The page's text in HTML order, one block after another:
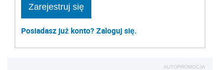
Zarejestruj się
Posiadasz już konto? Zaloguj się.
AUTOPROMOCJA